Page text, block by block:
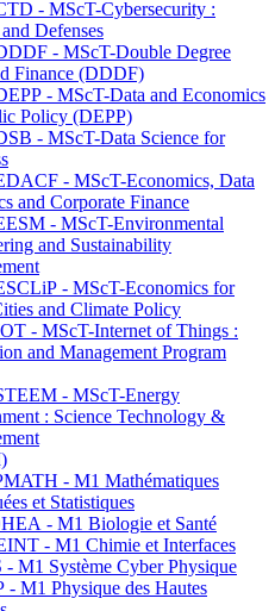
- MScT-Cybersecurity :
Defenses
- MScT-Double Degree
Finance (DDDF)
- MScT-Data and Economics
Policy (DEPP)
- MScT-Data Science for
- MScT-Economics, Data
and Corporate Finance
- MScT-Environmental
and Sustainability
- MScT-Economics for
and Climate Policy
- MScT-Internet of Things :
and Management Program
- MScT-Energy
: Science Technology &
- M1 Mathématiques
et Statistiques
- M1 Biologie et Santé
- M1 Chimie et Interfaces
- M1 Système Cyber Physique
- M1 Physique des Hautes